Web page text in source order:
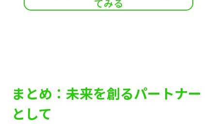
てみる
まとめ：未来を創るパートナー
として